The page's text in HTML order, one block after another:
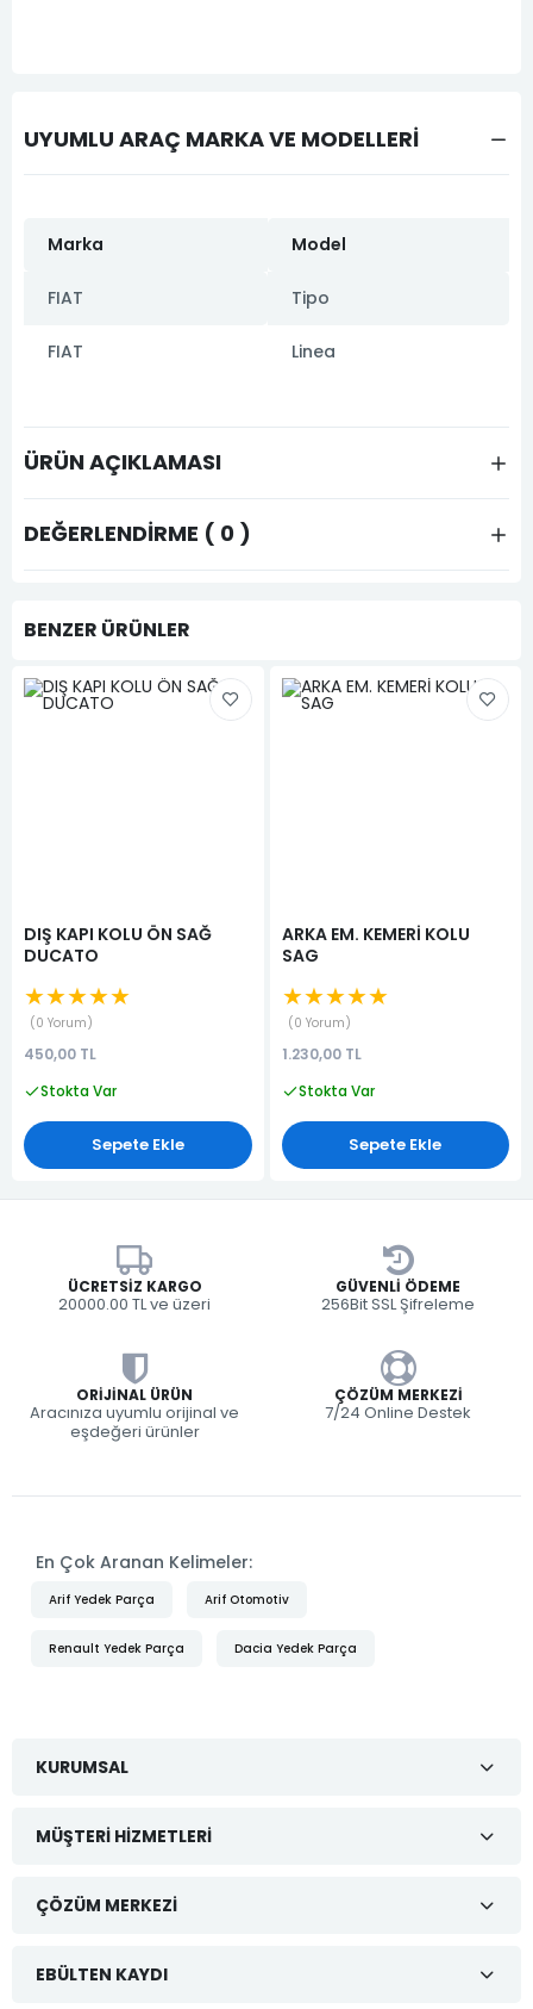
UYUMLU ARAÇ MARKA VE MODELLERİ
Marka Model
FIAT Tipo
FIAT Linea
ÜRÜN AÇIKLAMASI
DEĞERLENDIRME ( 0 )
BENZER ÜRÜNLER
DIŞ KAPI KOLU ÖN SAĞ
DUCATO
★★★★★
0 Yorum
450,00 TL
Stokta Var
Sepete Ekle
ARKA EM. KEMERİ KOLU
SAG
★★★★★
0 Yorum
1.230,00 TL
Stokta Var
Sepete Ekle
ÜCRETSIZ KARGO
20000.00 TL ve üzeri
GÜVENLI ÖDEME
256Bit SSL Şifreleme
ORIJINAL ÜRÜN
Aracınıza uyumlu orijinal ve
eşdeğeri ürünler
ÇÖZÜM MERKEZI
7/24 Online Destek
En Çok Aranan Kelimeler:
Arif Yedek Parça Arif Otomotiv
Renault Yedek Parça Dacia Yedek Parça
KURUMSAL
MÜŞTERI HIZMETLERI
ÇÖZÜM MERKEZI
EBÜLTEN KAYDI